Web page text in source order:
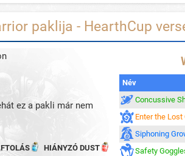
paklija - HearthCup
ez a pakli már nem
HIÁNYZÓ DUST
Név
Concussive
Enter the Lost
Siphoning
Safety